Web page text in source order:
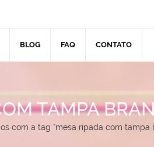
BLOG FAQ CONTATO
TAMPA
com a tag “mesa ripada com tampa